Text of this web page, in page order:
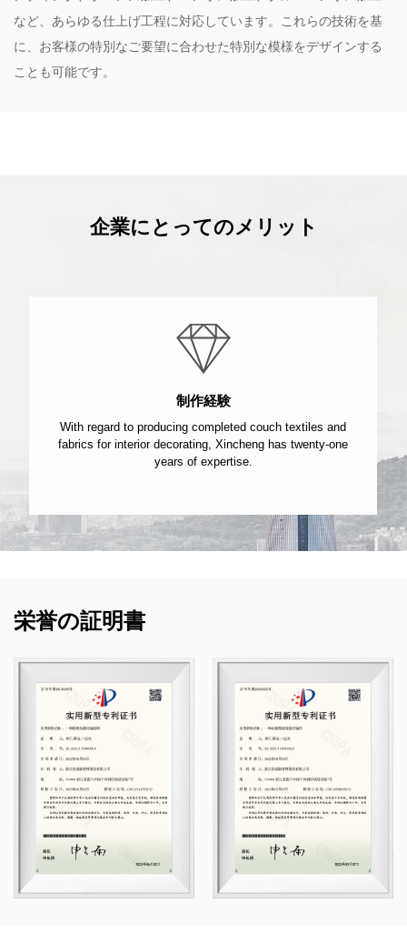
など、あらゆる仕上げ工程に対応しています。これらの技術を基
に、お客様の特別なご要望に合わせた特別な模様をデザインする
ことも可能です。
企業にとってのメリット
completed couch textiles and
Xincheng has twenty-one
当社の工場は健全な設備
り、大量生産に非
栄誉の証明書